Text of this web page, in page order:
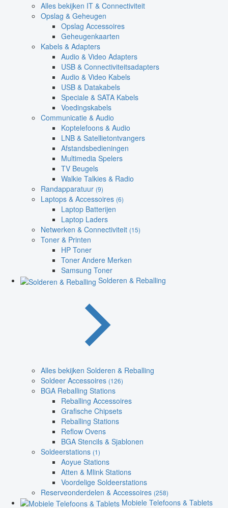
Alles bekijken IT & Connectiviteit
Opslag & Geheugen
Opslag Accessoires
Geheugenkaarten
Kabels & Adapters
Audio & Video Adapters
USB & Connectiviteitsadapters
Audio & Video Kabels
USB & Datakabels
Speciale & SATA Kabels
Voedingskabels
Communicatie & Audio
Koptelefoons & Audio
LNB & Satellietontvangers
Afstandsbedieningen
Multimedia Spelers
TV Beugels
Walkie Talkies & Radio
Randapparatuur (9)
Laptops & Accessoires (6)
Laptop Batterijen
Laptop Laders
Netwerken & Connectiviteit (15)
Toner & Printen
HP Toner
Toner Andere Merken
Samsung Toner
Solderen & Reballing
Alles bekijken Solderen & Reballing
Soldeer Accessoires (126)
BGA Reballing Stations
Reballing Accessoires
Grafische Chipsets
Reballing Stations
Reflow Ovens
BGA Stencils & Sjablonen
Soldeerstations (1)
Aoyue Stations
Atten & Mlink Stations
Voordelige Soldeerstations
Reserveonderdelen & Accessoires (258)
Mobiele Telefoons & Tablets